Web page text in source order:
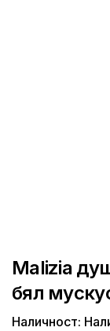
Malizia
бял
Наличност: